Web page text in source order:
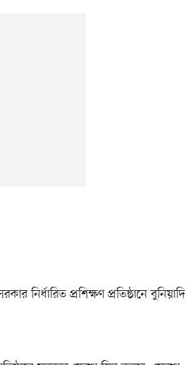
নির্ধারিত প্রশিক্ষণ প্রতিষ্ঠানে বুনিয়াদি